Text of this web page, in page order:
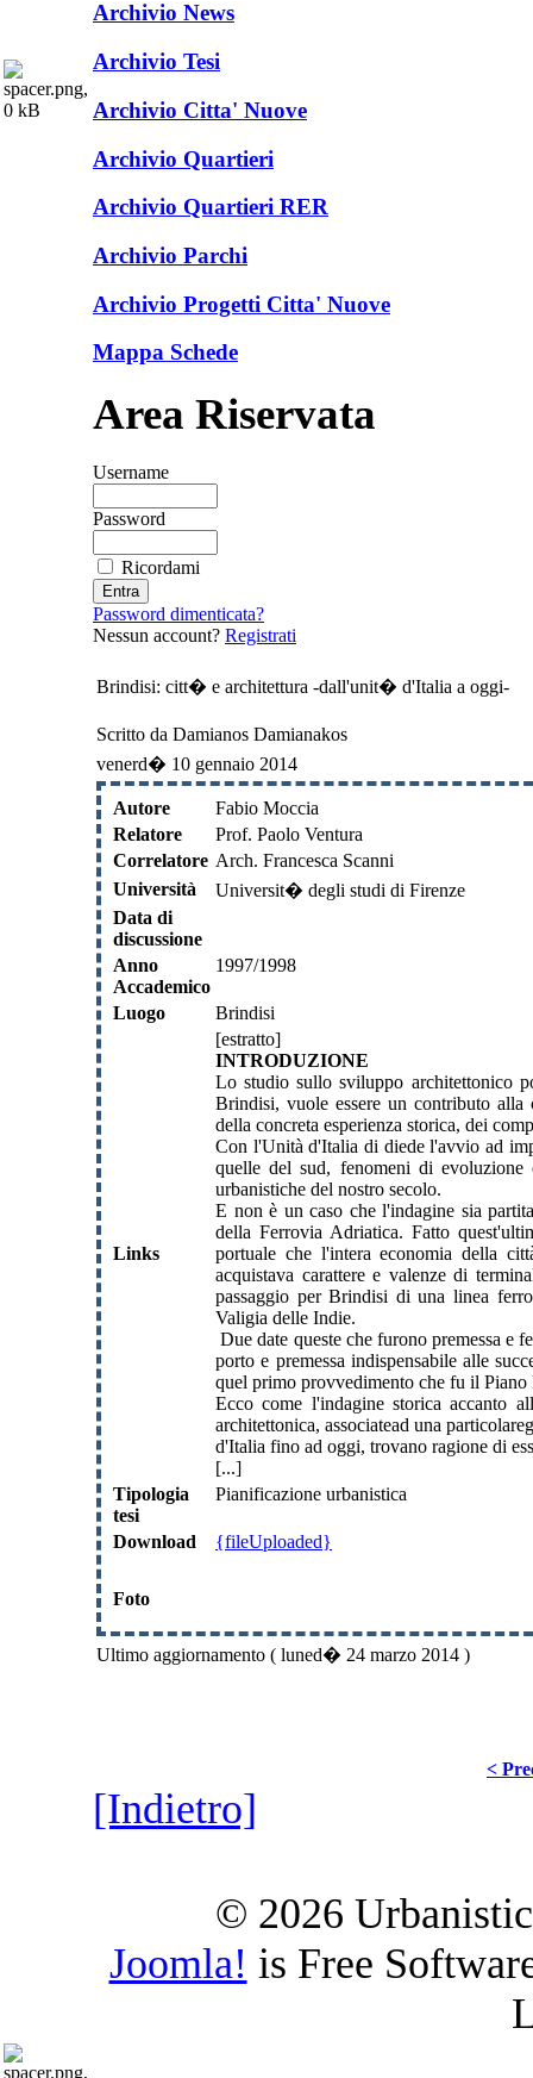
Archivio News
Archivio Tesi
Archivio Citta' Nuove
Archivio Quartieri
Archivio Quartieri RER
Archivio Parchi
Archivio Progetti Citta' Nuove
Mappa Schede
Area Riservata
Username
Password
Ricordami
Password dimenticata?
Nessun account? Registrati
Brindisi: citt� e architettura -dall'unit� d'Italia a oggi-
Scritto da Damianos Damianakos
venerd� 10 gennaio 2014
Autore
Fabio Moccia
Relatore
Prof. Paolo Ventura
Correlatore Arch. Francesca Scanni
Università
Universit� degli studi di Firenze
Data di
discussione
Anno
Accademico
1997/1998
Luogo Brindisi
Links
[estratto]
INTRODUZIONE
Lo studio sullo sviluppo architettonico
Brindisi, vuole essere un contributo alla
della concreta esperienza storica, dei
Con l'Unità d'Italia di diede l'avvio ad
quelle del sud, fenomeni di
urbanistiche del nostro secolo.
E non è un caso che l'indagine sia
della Ferrovia Adriatica. Fatto
portuale che l'intera economia della
acquistava carattere e valenze di
passaggio per Brindisi di una linea
Valigia delle Indie.
Due date queste che furono premessa e
porto e premessa indispensabile alle
quel primo provvedimento che fu il
Ecco come l'indagine storica accanto
architettonica, associatead una
d'Italia fino ad oggi, trovano ragione di
[...]
Tipologia
tesi
Pianificazione urbanistica
Download {fileUploaded}
Foto
Ultimo aggiornamento ( luned� 24 marzo 2014 )
<
[Indietro]
© 2026
Joomla! is Free